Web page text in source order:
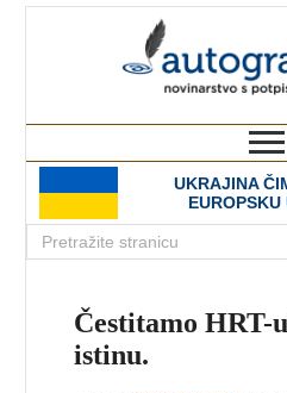
UKRAJINA
Čestitamo HRT-
istinu.